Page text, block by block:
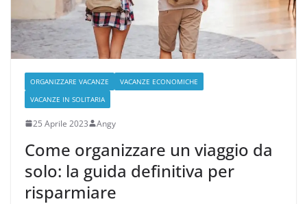
ORGANIZZARE VACANZE
VACANZE ECONOMICHE
VACANZE IN SOLITARIA
25 Aprile 2023 Angy
Come organizzare un viaggio da
solo: la guida definitiva per
risparmiare